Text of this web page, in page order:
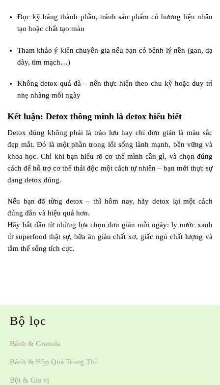
Đọc kỹ bảng thành phần, tránh sản phẩm có hương liệu nhân
tạo hoặc chất tạo màu
Tham khảo ý kiến chuyên gia nếu bạn có bệnh lý nền (gan, dạ
dày, tim mạch…)
Không detox quá đà – nên thực hiện theo chu kỳ hoặc duy trì
nhẹ nhàng mỗi ngày
Kết luận: Detox thông minh là detox hiểu biết
Detox đúng không phải là trào lưu hay chỉ đơn giản là màu sắc
đẹp mắt. Đó là một phần trong lối sống lành mạnh, bền vững và
khoa học. Chỉ khi bạn hiểu rõ cơ thể mình cần gì, và chọn đúng
cách để hỗ trợ cơ thể thải độc một cách tự nhiên – bạn mới thực sự
đang detox đúng.
Nếu bạn đã từng detox – thì hôm nay, hãy detox lại một cách
đúng đắn và hiệu quả hơn.
Hãy bắt đầu từ những lựa chọn đơn giản mỗi ngày: ly nước xanh
từ superfood thật sự, bữa ăn giàu chất xơ, giấc ngủ chất lượng và
tâm thế sống tích cực.
Bộ lọc
Bánh & Granola
Bánh & Hộp Quà Trung Thu
Bột & Gia vị